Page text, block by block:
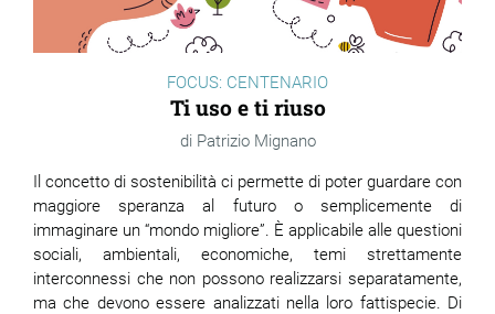
FOCUS: CENTENARIO
Ti uso e ti riuso
Patrizio Mignano
Il concetto di sostenibilità ci permette di poter guardare con
maggiore speranza al futuro o semplicemente di
immaginare un “mondo migliore”. È applicabile alle questioni
sociali, ambientali, economiche, temi strettamente
interconnessi che non possono realizzarsi separatamente,
ma che devono essere analizzati nella loro fattispecie. Di